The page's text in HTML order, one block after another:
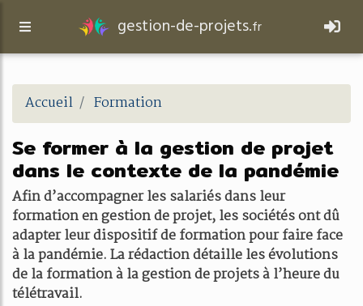
gestion-de-projets.fr
Accueil Formation
Se former à la gestion de projet
dans le contexte de la pandémie
Afin d’accompagner les salariés dans leur
formation en gestion de projet, les sociétés ont dû
adapter leur dispositif de formation pour faire face
à la pandémie. La rédaction détaille les évolutions
de la formation à la gestion de projets à l’heure du
télétravail.